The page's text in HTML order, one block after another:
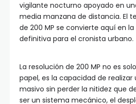
vigilante nocturno apoyado en
media manzana de distancia. El
de 200 MP se convierte aquí en
definitiva para el cronista urbano.
La resolución de 200 MP no es
papel, es la capacidad de realizar
masivo sin perder la nitidez que
ser un sistema mecánico, el